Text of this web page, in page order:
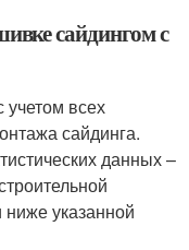
сайдингом с
всех
сайдинга.
данных –
указанной